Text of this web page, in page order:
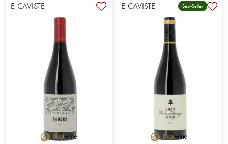
E-CAVISTE E-CAVISTE Best-Seller